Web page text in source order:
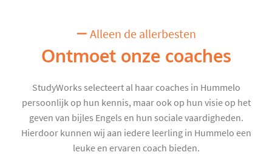
Alleen de allerbesten
Ontmoet onze coaches
StudyWorks selecteert al haar coaches in Hummelo
persoonlijk op hun kennis, maar ook op hun visie op het
geven van bijles Engels en hun sociale vaardigheden.
Hierdoor kunnen wij aan iedere leerling in Hummelo een
leuke en ervaren coach bieden.